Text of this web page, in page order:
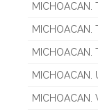
MICHOACAN.
MICHOACAN.
MICHOACAN.
MICHOACAN.
MICHOACAN.